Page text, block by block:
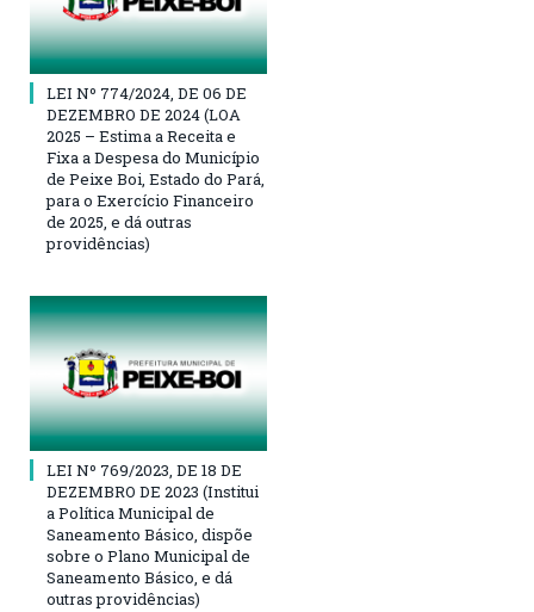
LEI Nº 774/2024, DE 06 DE
DEZEMBRO DE 2024 (LOA
2025 – Estima a Receita e
Fixa a Despesa do Município
de Peixe Boi, Estado do Pará,
para o Exercício Financeiro
de 2025, e dá outras
providências)
LEI Nº 769/2023, DE 18 DE
DEZEMBRO DE 2023 (Institui
a Política Municipal de
Saneamento Básico, dispõe
sobre o Plano Municipal de
Saneamento Básico, e dá
outras providências)